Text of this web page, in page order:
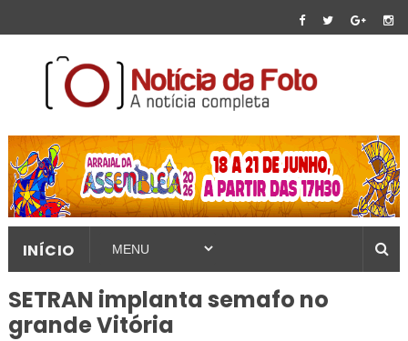
INÍCIO
SETRAN implanta semafo no
grande Vitória